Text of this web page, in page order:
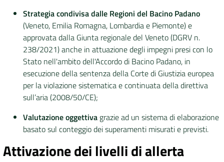
Strategia condivisa dalle Regioni del Bacino Padano
(Veneto, Emilia Romagna, Lombardia e Piemonte) e
approvata dalla Giunta regionale del Veneto (DGRV n.
238/2021) anche in attuazione degli impegni presi con lo
Stato nell'ambito dell'Accordo di Bacino Padano, in
esecuzione della sentenza della Corte di Giustizia europea
per la violazione sistematica e continuata della direttiva
sull’aria (2008/50/CE);
Valutazione oggettiva grazie ad un sistema di elaborazione
basato sul conteggio dei superamenti misurati e previsti.
Attivazione dei livelli di allerta